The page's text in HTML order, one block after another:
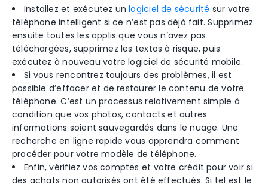
Installez et exécutez unlogiciel de sécurité sur votre
téléphone intelligent si ce n’est pas déjà fait. Supprimez
ensuite toutes les applis que vous n’avez pas
téléchargées, supprimez les textos à risque, puis
exécutez à nouveau votre logiciel de sécurité mobile.
Si vous rencontrez toujours des problèmes, il est
possible d’effacer et de restaurer le contenu de votre
téléphone. C’est un processus relativement simple à
condition que vos photos, contacts et autres
informations soient sauvegardés dans le nuage. Une
recherche en ligne rapide vous apprendra comment
procéder pour votre modèle de téléphone.
Enfin, vérifiez vos comptes et votre crédit pour voir si
des achats non autorisés ont été effectués. Si tel est le